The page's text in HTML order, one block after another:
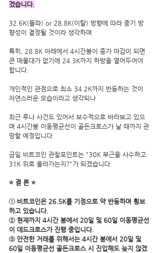
겠습니다.
32.6K(돌파) or 28.8K(이탈) 방향에 따라 중기 방
향성이 결정될 것이라 생각하며
특히, 28.8K 아래에서 4시간봉이 종가 마감이 되면
큰 매물대가 없기에 24.3K까지 하방을 열어두어야
합니다.
개인적인 관점으로 최소 34.2K까지 반등하는 것이
자연스러운 모습이라고 생각되나
최근 루나 사건도 있어서 보수적으로 바라보고 있으
며 4시간봉 이동평균선이 골든크로스가 날 때까지 관
망할 예정입니다.
금일 비트코인 관찰포인트는 "30K 부근을 사수하고
31K 위로 올라가는지?"가 되겠습니다.
⭐ 결 론 ⭐
① 비트코인은 26.5K를 기점으로 약 반등하며 횡보
하고 있습니다.
② 현재까지 4시간 봉에서 20일 및 60일 이동평균선
이 데드크로스가 진행 중입니다.
③ 안전한 거래를 위해서는 4시간 봉에서 20일 및
60일 이동평균선 골든크로스 시 진입해도 늦지 않겠